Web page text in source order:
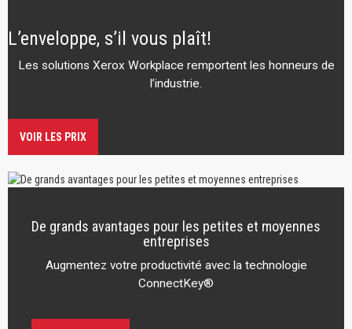
L’enveloppe, s’il vous plaît!
Les solutions Xerox Workplace remportent les honneurs de
l’industrie.
VOIR LES PRIX
De grands avantages pour les petites et moyennes
entreprises
Augmentez votre productivité avec la technologie
ConnectKey®